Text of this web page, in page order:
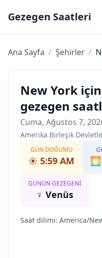
Gezegen Saatleri
Ana Sayfa / Şehirler /
New York
gezegen
Cuma, Ağustos 7,
Amerika Birleşik
GÜN DOĞUMU
☀️ 5:59 AM 🌅
GÜNÜN GEZEGENI
♀ Venüs
Saat dilimi: America/